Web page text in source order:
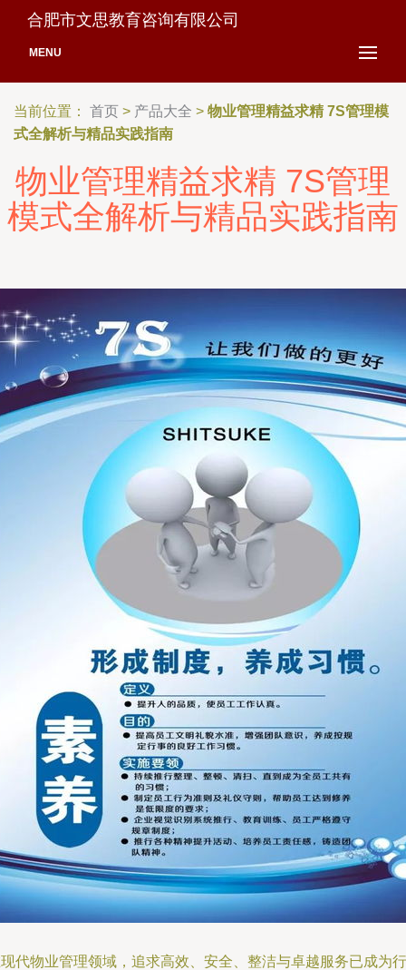
合肥市文思教育咨询有限公司
MENU
当前位置： 首页 > 产品大全 > 物业管理精益求精 7S管理模
式全解析与精品实践指南
物业管理精益求精 7S管理
模式全解析与精品实践指南
代物业管理领域，追求高效、安全、整洁与卓越服务已成为行